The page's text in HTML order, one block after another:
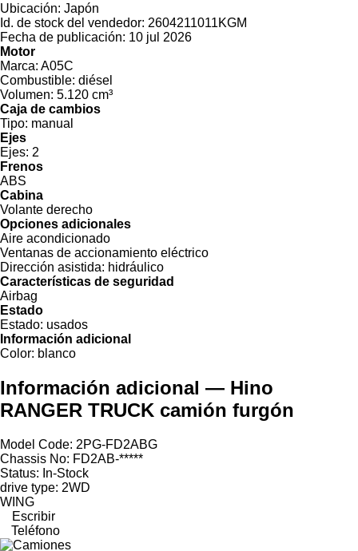
Ubicación: Japón
Id. de stock del vendedor: 2604211011KGM
Fecha de publicación: 10 jul 2026
Motor
Marca: A05C
Combustible: diésel
Volumen: 5.120 cm³
Caja de cambios
Tipo: manual
Ejes
Ejes: 2
Frenos
ABS
Cabina
Volante derecho
Opciones adicionales
Aire acondicionado
Ventanas de accionamiento eléctrico
Dirección asistida: hidráulico
Características de seguridad
Airbag
Estado
Estado: usados
Información adicional
Color: blanco
Información adicional — Hino
RANGER TRUCK camión furgón
Model Code: 2PG-FD2ABG
Chassis No: FD2AB-*****
Status: In-Stock
drive type: 2WD
WING
Escribir
Teléfono